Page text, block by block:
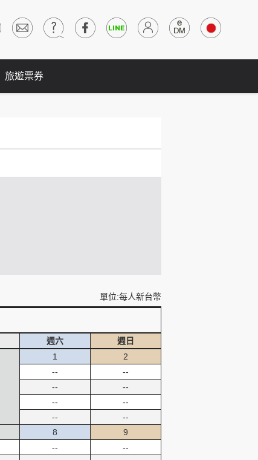
旅遊票券
單位:每人新台幣
週六
週日
1
--
--
--
--
2
--
--
--
--
8
--
9
--